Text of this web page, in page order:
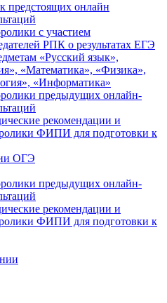
предстоящих онлайн
с участием
РПК о результатах ЕГЭ
«Русский язык»,
«Математика», «Физика»,
«Информатика»
предыдущих онлайн-
рекомендации и
ФИПИ для подготовки к
ОГЭ
предыдущих онлайн-
рекомендации и
ФИПИ для подготовки к